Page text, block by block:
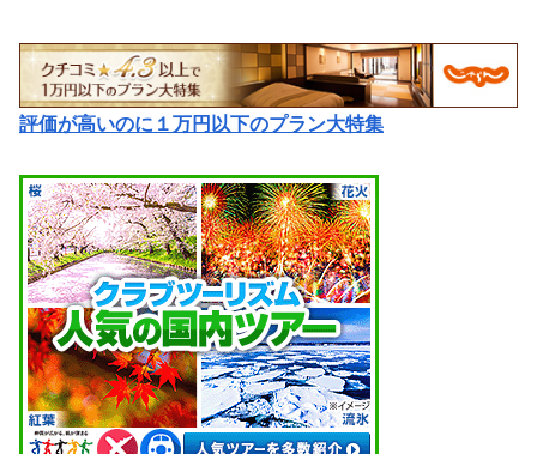
評価が高いのに１万円以下のプラン大特集